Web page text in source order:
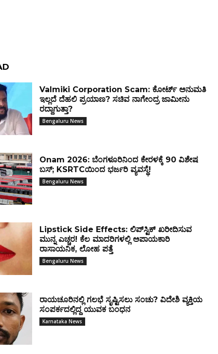
Valmiki Corporation Scam: ಕೋರ್ಟ್ ಅನುಮತಿ
ಇಲ್ಲದೆ ದೆಹಲಿ ಪ್ರಯಾಣ? ಸಚಿವ ನಾಗೇಂದ್ರ ಜಾಮೀನು
ರದ್ದಾಗುತ್ತಾ?
Bengaluru News
Onam 2026: ಬೆಂಗಳೂರಿನಿಂದ ಕೇರಳಕ್ಕೆ 90 ವಿಶೇಷ
ಬಸ್‌; KSRTCಯಿಂದ ಭರ್ಜರಿ ವ್ಯವಸ್ಥೆ!
Bengaluru News
Lipstick Side Effects: ಲಿಪ್‌ಸ್ಟಿಕ್ ಖರೀದಿಸುವ
ಮುನ್ನ ಎಚ್ಚರ! ಕೆಲ ಮಾದರಿಗಳಲ್ಲಿ ಅಪಾಯಕಾರಿ
ರಾಸಾಯನಿಕ, ಲೋಹ ಪತ್ತೆ
Bengaluru News
ರಾಯಚೂರಿನಲ್ಲಿ ಗಲಭೆ ಸೃಷ್ಟಿಸಲು ಸಂಚು? ವಿದೇಶಿ ವ್ಯಕ್ತಿಯ
ಸಂಪರ್ಕದಲ್ಲಿದ್ದ ಯುವಕ ಬಂಧನ
Karnataka News